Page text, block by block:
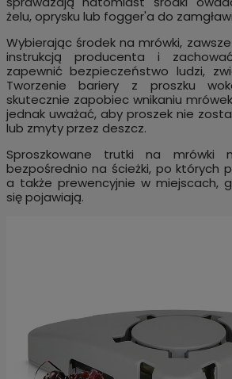
żelu, oprysku lub fogger'a do
Wybierając środek na mrówki,
instrukcją producenta i
zapewnić bezpieczeństwo ludzi,
Tworzenie bariery z proszku
skutecznie zapobiec wnikaniu
jednak uważać, aby proszek nie
lub zmyty przez deszcz.
Sproszkowane trutki na mrówki
bezpośrednio na ścieżki, po których
a także prewencyjnie w miejscach,
się pojawiają.